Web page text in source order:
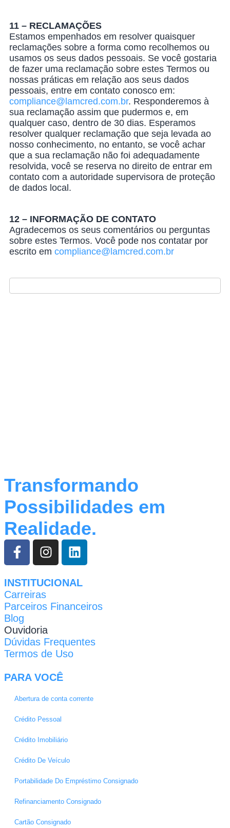
11 – RECLAMAÇÕES
Estamos empenhados em resolver quaisquer
reclamações sobre a forma como recolhemos ou
usamos os seus dados pessoais. Se você gostaria
de fazer uma reclamação sobre estes Termos ou
nossas práticas em relação aos seus dados
pessoais, entre em contato conosco em:
compliance@lamcred.com.br. Responderemos à
sua reclamação assim que pudermos e, em
qualquer caso, dentro de 30 dias. Esperamos
resolver qualquer reclamação que seja levada ao
nosso conhecimento, no entanto, se você achar
que a sua reclamação não foi adequadamente
resolvida, você se reserva no direito de entrar em
contato com a autoridade supervisora de proteção
de dados local.
12 – INFORMAÇÃO DE CONTATO
Agradecemos os seus comentários ou perguntas
sobre estes Termos. Você pode nos contatar por
escrito em compliance@lamcred.com.br
Transformando
Possibilidades em
Realidade.
INSTITUCIONAL
Carreiras
Parceiros Financeiros
Blog
Ouvidoria
Dúvidas Frequentes
Termos de Uso
PARA VOCÊ
Abertura de conta corrente
Crédito Pessoal
Crédito Imobiliário
Crédito De Veículo
Portabilidade Do Empréstimo Consignado
Refinanciamento Consignado
Cartão Consignado